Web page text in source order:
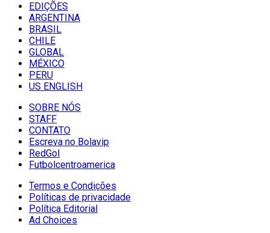
EDIÇÕES
ARGENTINA
BRASIL
CHILE
GLOBAL
MÉXICO
PERU
US ENGLISH
SOBRE NÓS
STAFF
CONTATO
Escreva no Bolavip
RedGol
Futbolcentroamerica
Termos e Condições
Políticas de privacidade
Política Editorial
Ad Choices